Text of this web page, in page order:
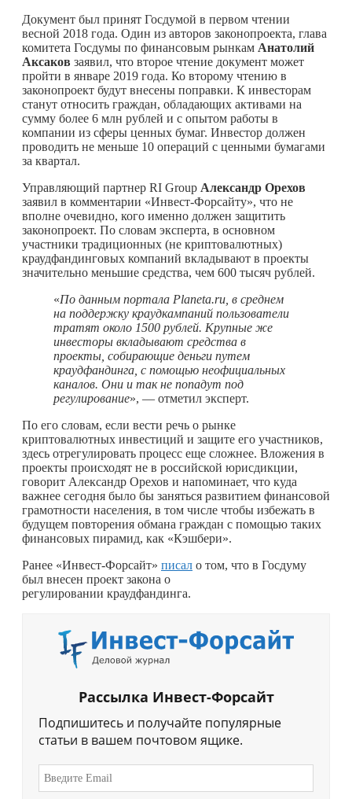
Документ был принят Госдумой в первом чтении
весной 2018 года. Один из авторов законопроекта, глава
комитета Госдумы по финансовым рынкам Анатолий
Аксаков заявил, что второе чтение документ может
пройти в январе 2019 года. Ко второму чтению в
законопроект будут внесены поправки. К инвесторам
станут относить граждан, обладающих активами на
сумму более 6 млн рублей и с опытом работы в
компании из сферы ценных бумаг. Инвестор должен
проводить не меньше 10 операций с ценными бумагами
за квартал.
Управляющий партнер RI Group Александр Орехов
заявил в комментарии «Инвест-Форсайту», что не
вполне очевидно, кого именно должен защитить
законопроект. По словам эксперта, в основном
участники традиционных (не криптовалютных)
краудфандинговых компаний вкладывают в проекты
значительно меньшие средства, чем 600 тысяч рублей.
«По данным портала Planeta.ru, в среднем
на поддержку краудкампаний пользователи
тратят около 1500 рублей. Крупные же
инвесторы вкладывают средства в
проекты, собирающие деньги путем
краудфандинга, с помощью неофициальных
каналов. Они и так не попадут под
регулирование», — отметил эксперт.
По его словам, если вести речь о рынке
криптовалютных инвестиций и защите его участников,
здесь отрегулировать процесс еще сложнее. Вложения в
проекты происходят не в российской юрисдикции,
говорит Александр Орехов и напоминает, что куда
важнее сегодня было бы заняться развитием финансовой
грамотности населения, в том числе чтобы избежать в
будущем повторения обмана граждан с помощью таких
финансовых пирамид, как «Кэшбери».
Ранее «Инвест-Форсайт» писал о том, что в Госдуму
был внесен проект закона о
регулировании краудфандинга.
Рассылка Инвест-Форсайт
Подпишитесь и получайте популярные
статьи в вашем почтовом ящике.